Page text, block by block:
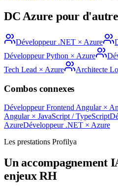
DC Azure pour
Développeur .NET × Azure
Développeur Python × Azure
Tech Lead × Azure Architecte
Combos connexes
Développeur Frontend Angular×
Angular× JavaScript / TypeScript
AzureDéveloppeur .NET × Azure
Les prestations Profilya
Un accompagnement
enjeux RH